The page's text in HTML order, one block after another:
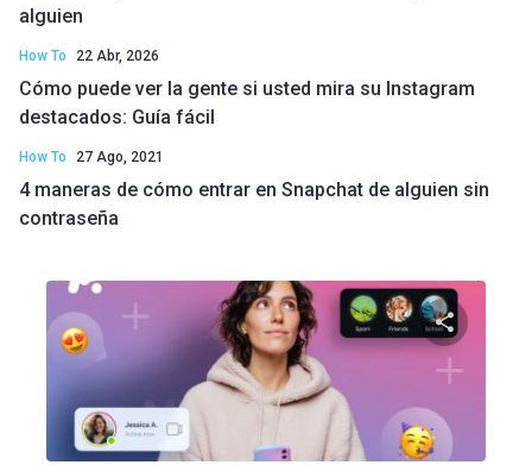
alguien
How To 22 Abr, 2026
Cómo puede ver la gente si usted mira su Instagram
destacados: Guía fácil
How To 27 Ago, 2021
4 maneras de cómo entrar en Snapchat de alguien sin
contraseña